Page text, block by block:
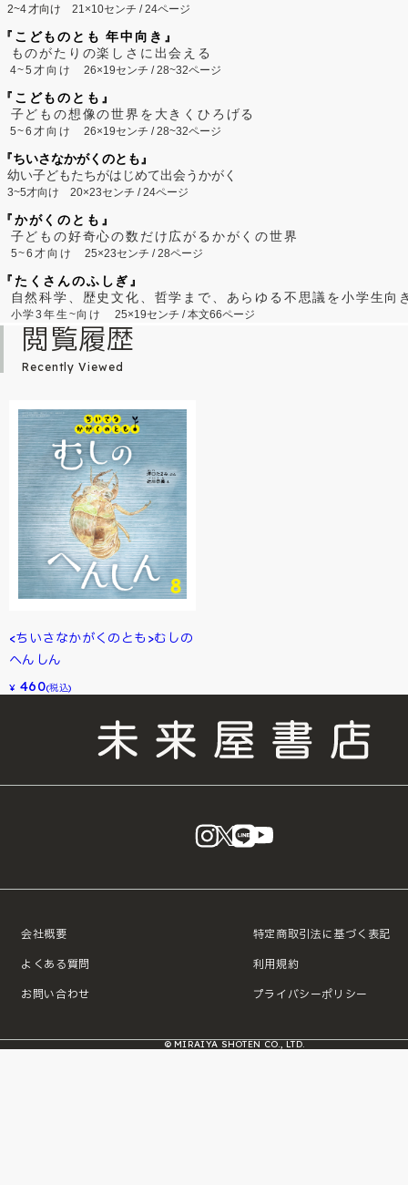
2~4 才向け 21×10センチ / 24ページ
『こどものとも 年中向き』
ものがたりの楽しさに出会える
4~5才向け26×19センチ / 28~32ページ
『こどものとも』
子どもの想像の世界を大きくひろげる
5~6才向け26×19センチ / 28~32ページ
『ちいさなかがくのとも』
幼い子どもたちがはじめて出会うかがく
3~5才向け 20×23センチ / 24ページ
『かがくのとも』
子どもの好奇心の数だけ広がるかがくの世界
5~6才向け25×23センチ / 28ページ
『たくさんのふしぎ』
自然科学、歴史文化、哲学まで、あらゆる不思議を小学生向
小学3年生~向け 25×19センチ / 本文66ページ
閲覧履歴
Recently Viewed
<ちいさなかがくのとも>むしの
へんしん
¥ 460(税込)
instagram
X LINE
会社概要
よくある質問
お問い合わせ
特定商取引法に基づく表記
利用規約
プライバシーポリシー
© MIRAIYA SHOTEN CO., LTD.